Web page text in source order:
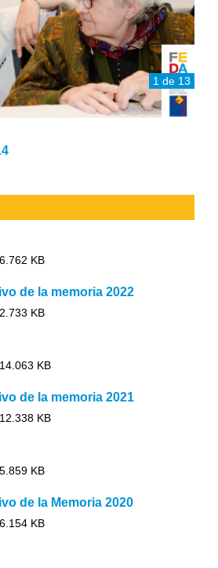
1 de 13
6.762 KB
de la memoria 2022
2.733 KB
14.063 KB
de la memoria 2021
12.338 KB
5.859 KB
de la Memoria 2020
6.154 KB